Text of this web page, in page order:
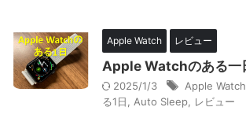
Apple Watch レビュー
Apple Watchのある一
2025/1/3 Apple Watch
る1日
Auto Sleep レビュー